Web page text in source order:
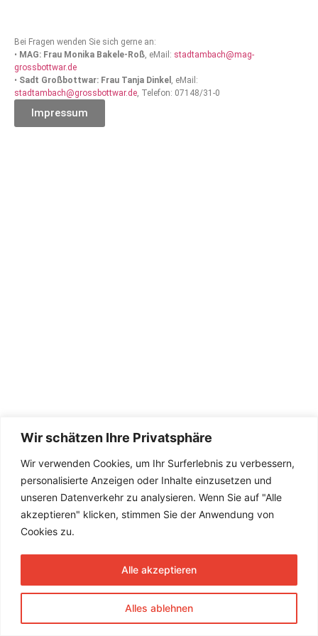
Wir schätzen Ihre Privatsphäre
Wir verwenden Cookies, um Ihr Surferlebnis zu verbessern,
personalisierte Anzeigen oder Inhalte einzusetzen und
unseren Datenverkehr zu analysieren. Wenn Sie auf "Alle
akzeptieren" klicken, stimmen Sie der Anwendung von
Cookies zu.
Alles ablehnen
Alle akzeptieren
Bei Fragen wenden Sie sich gerne an:
• MAG: Frau Monika Bakele-Roß, eMail: stadtambach@mag-
grossbottwar.de
• Sadt Großbottwar: Frau Tanja Dinkel , eMail:
stadtambach@grossbottwar.de, Telefon: 07148/31-0
Impressum